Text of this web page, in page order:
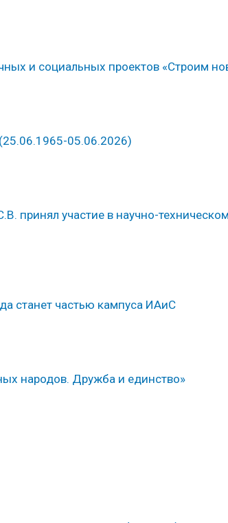
и социальных проектов «Строим
05.06.2026)
принял участие в научно-
станет частью кампуса ИАиС
народов. Дружба и единство»